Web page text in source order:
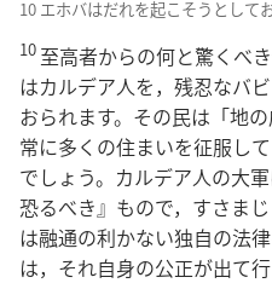
10 エホバはだれを起こそうとして
10 至高者からの何と驚くべ
はカルデア人を，残忍なバ
おられます。その民は「地
常に多くの住まいを征服し
でしょう。カルデア人の大
恐るべき』もので，すさま
は融通の利かない独自の法
は，それ自身の公正が出て行